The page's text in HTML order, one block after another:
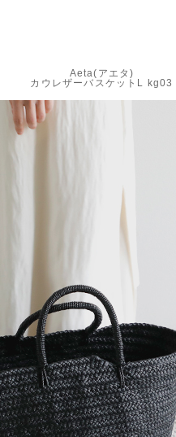
Aeta(アエタ)
カウレザーバスケットL kg03